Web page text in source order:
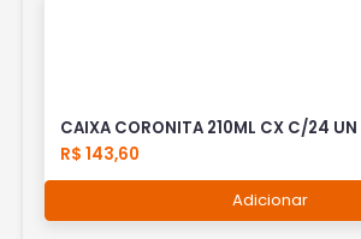
CAIXA CORONITA 210ML CX C/24 UN
R$ 143,60
Adicionar